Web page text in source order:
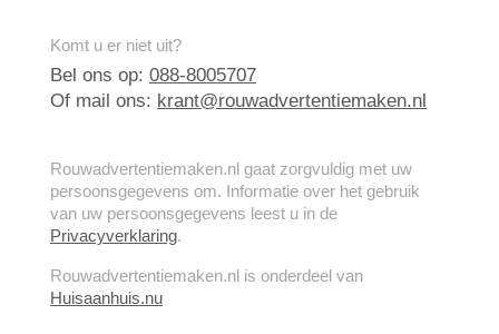
Komt u er niet uit?
Bel ons op: 088-8005707
Of mail ons: krant@rouwadvertentiemaken.nl
Rouwadvertentiemaken.nl gaat zorgvuldig met uw
persoonsgegevens om. Informatie over het gebruik
van uw persoonsgegevens leest u in de
Privacyverklaring.
Rouwadvertentiemaken.nl is onderdeel van
Huisaanhuis.nu